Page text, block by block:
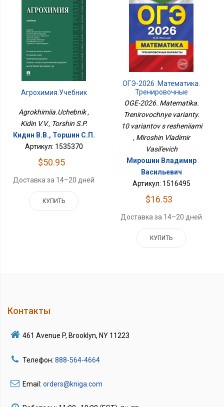
Агрохимия.Учебник
Agrokhimiia.Uchebnik ,
Kidin V.V., Torshin S.P.
Кидин В.В., Торшин С.П.
Артикул: 1535370
$50.95
Доставка за 14–20 дней
КУПИТЬ
ОГЭ-2026. Математика.
Тренировочные
Варианты. 10 Вариантов
OGE-2026. Matematika.
Trenirovochnye varianty.
10 variantov s resheniiami
, Miroshin Vladimir
Vasil'evich
Мирошин Владимир
Васильевич
Артикул: 1516495
$16.53
Доставка за 14–20 дней
КУПИТЬ
Контакты
461 Avenue P, Brooklyn, NY 11223
Телефон: 888-564-4664
Email: orders@kniga.com